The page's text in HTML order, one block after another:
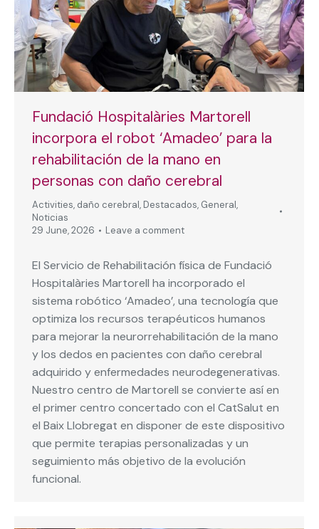
Fundació Hospitalàries Martorell
incorpora el robot ‘Amadeo’ para la
rehabilitación de la mano en
personas con daño cerebral
Activities, daño cerebral, Destacados, General,
Noticias
29 June, 2026
Leave a comment
El Servicio de Rehabilitación física de Fundació
Hospitalàries Martorell ha incorporado el
sistema robótico ‘Amadeo’, una tecnología que
optimiza los recursos terapéuticos humanos
para mejorar la neurorrehabilitación de la mano
y los dedos en pacientes con daño cerebral
adquirido y enfermedades neurodegenerativas.
Nuestro centro de Martorell se convierte así en
el primer centro concertado con el CatSalut en
el Baix Llobregat en disponer de este dispositivo
que permite terapias personalizadas y un
seguimiento más objetivo de la evolución
funcional.